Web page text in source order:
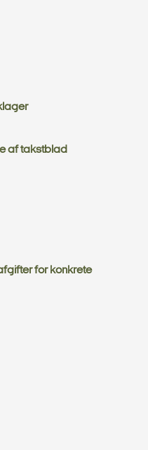
af takstblad
for konkrete